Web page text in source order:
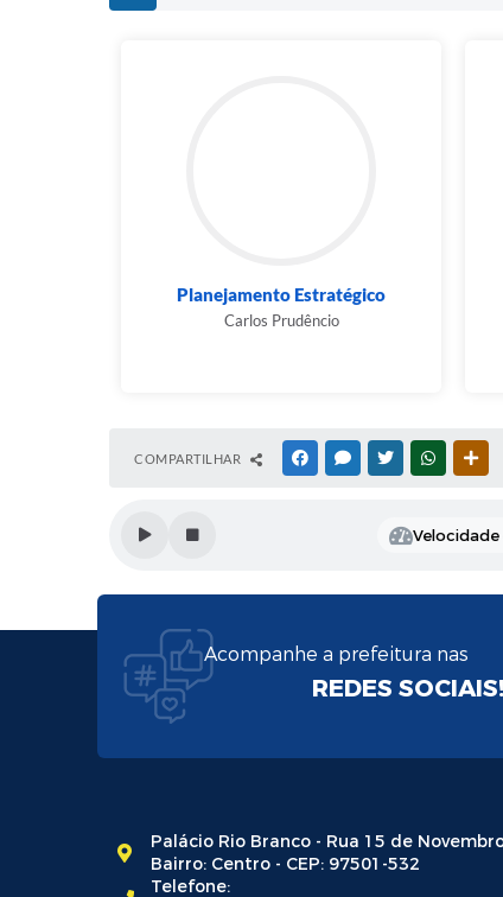
Planejamento Estratégico
Carlos Prudêncio
COMPARTILHAR FACEBOOKMESSENGER
TWITTERWHATSAPP
Acompanhe a prefeitura nas
REDES SOCIAIS!
Palácio Rio Branco - Rua 15 de
Bairro: Centro - CEP: 97501-532
Telefone: